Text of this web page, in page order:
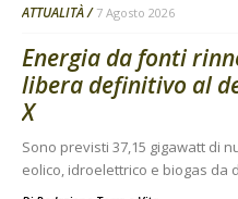
ATTUALITÀ 7 Agosto 2026
Energia da fonti
libera definitivo al
X
Sono previsti 37,15 gigawatt di
eolico, idroelettrico e biogas da